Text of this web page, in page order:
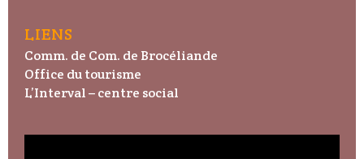
LIENS
Comm. de Com. de Brocéliande
Office du tourisme
L’Interval – centre social